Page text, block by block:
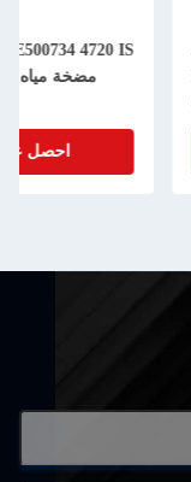
4720 IS
احصل